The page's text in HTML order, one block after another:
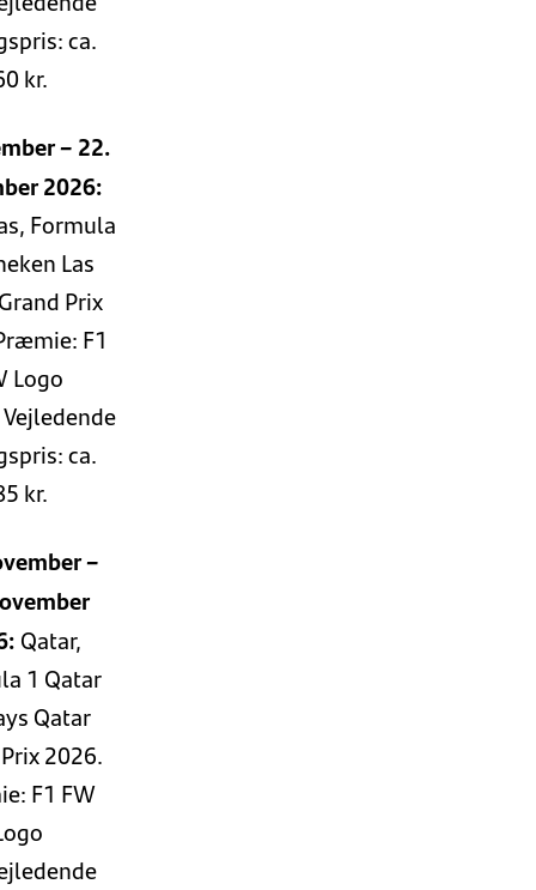
ca.
kr.
– 22.
2026:
Formula
Las
Prix
F1
Logo
ca.
kr.
–
Qatar,
1 Qatar
Qatar
2026.
F1 FW